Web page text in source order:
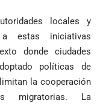
locales y
a estas iniciativas
donde ciudades
políticas de
la cooperación
migratorias. La